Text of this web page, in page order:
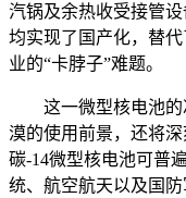
汽锅及余热收受接管
均实现了国产化，替
业的“卡脖子”难题。
这一微型核电池的
漠的使用前景，还将深
碳-14微型核电池可普
统、航空航天以及国